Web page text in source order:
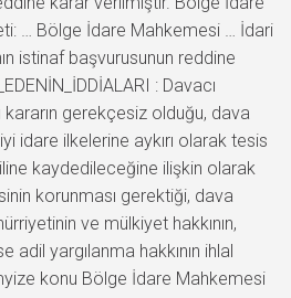
… Bölge İdare Mahkemesi … İdari
istinaf başvurusunun reddine
: Davacı
gerekçesiz olduğu, dava
idare ilkelerine aykırı olarak tesis
kaydedileceğine ilişkin olarak
korunması gerektiği, dava
ve mülkiyet hakkının,
adil yargılanma hakkının ihlal
konu Bölge İdare Mahkemesi